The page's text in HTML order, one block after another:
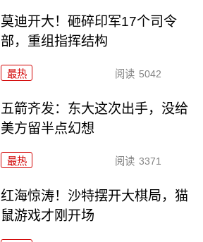
莫迪开大！砸碎印军17个司令
部，重组指挥结构
最热 阅读 5042
五箭齐发：东大这次出手，没给
美方留半点幻想
最热 阅读 3371
红海惊涛！沙特摆开大棋局，猫
鼠游戏才刚开场